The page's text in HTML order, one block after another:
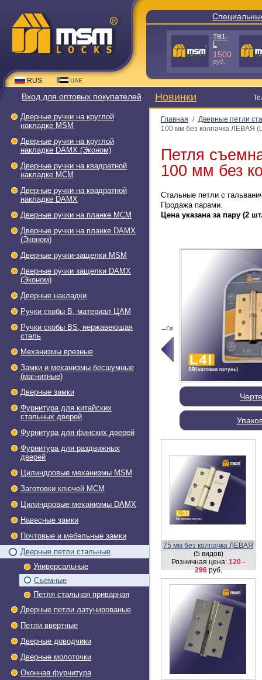
RUS UAE
TB1-
L
1500
руб.
Вход для оптовых покупателей
Дверные ручки на круглой
накладке МSМ
Дверные ручки на круглой
накладке DAMX (Эконом)
Дверные ручки на квадратной
накладке МСМ
Дверные ручки на квадратной
накладке DAMX
Дверные ручки на планке МСМ
Дверные ручки на планке DAMX
(Эконом)
Дверные ручки-защелки МSМ
Дверные ручки защелки DAMX
(Эконом)
Дверные накладки
Ручки скобы В, материал ЦАМ
Ручки скобы BS, нержавеющая
сталь
Механизмы врезные
Замки и механизмы бесшумные
(магнитные)
Дверные замки
Фурнитура для китайских
стальных дверей
Фурнитура для финских дверей
Фурнитура для раздвижных
дверей
Цилиндровые механизмы MSM
Заготовки ключей МСМ
Цилиндровые механизмы DAMX
Навесные замки
Почтовые и мебельные замки
Дверные петли стальные
Универсальные
Съемные
Петля стальная приварная
Дверные петли латунированые
Петли ввертные
Дверные доводчики
Дверные молоточки
Оконная фурнитура
Новинки
Главная / Дверные петли
100 мм без колпачка ЛЕВАЯ
Петля
100 мм без
Стальные петли с
Продажа парами.
Цена указана за пару (2
←Ctrl
75 мм без колпачка ЛЕВАЯ
(5 видов)
Розничная цена: 120 -
296руб.